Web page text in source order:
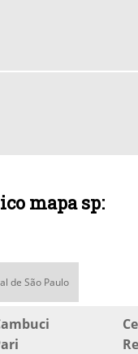
mapa sp:
de São Paulo